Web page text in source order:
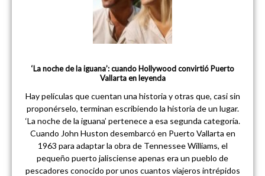
‘La noche de la iguana’: cuando Hollywood convirtió Puerto
Vallarta en leyenda
Hay películas que cuentan una historia y otras que, casi sin
proponérselo, terminan escribiendo la historia de un lugar.
‘La noche de la iguana’ pertenece a esa segunda categoría.
Cuando John Huston desembarcó en Puerto Vallarta en
1963 para adaptar la obra de Tennessee Williams, el
pequeño puerto jalisciense apenas era un pueblo de
pescadores conocido por unos cuantos viajeros intrépidos